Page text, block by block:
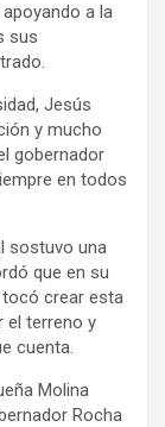
a la
sus
Jesús
y mucho
gobernador
en todos
sostuvo una
que en su
tocó crear esta
el terreno y
cuenta.
Molina
Rocha